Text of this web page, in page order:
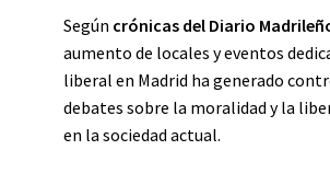
Según crónicas del Diario
aumento de locales y eventos
liberal en Madrid ha generado
debates sobre la moralidad y la
en la sociedad actual.